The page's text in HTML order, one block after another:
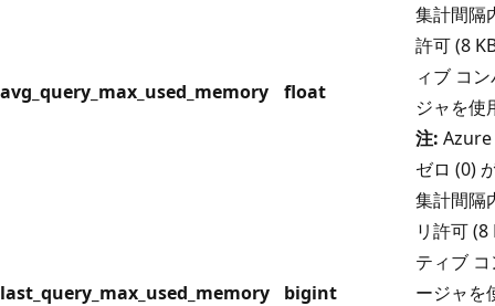
avg_query_max_used_memory float
集計間隔
許可 (8
ィブ コ
ジャを使
注: Azure
ゼロ (0)
last_query_max_used_memory bigint
集計間隔
リ許可
ティブ
ージャを